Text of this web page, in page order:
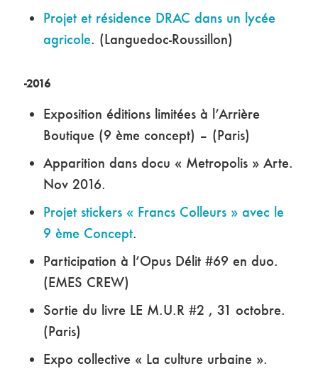
Projet et résidence DRAC dans un lycée
agricole. (Languedoc-Roussillon)
-2016
Exposition éditions limitées à l’Arrière
Boutique (9 ème concept) – (Paris)
Apparition dans docu « Metropolis » Arte.
Nov 2016.
Projet stickers « Francs Colleurs » avec le
9 ème Concept.
Participation à l’Opus Délit #69 en duo.
(EMES CREW)
Sortie du livre LE M.U.R #2 , 31 octobre.
(Paris)
Expo collective « La culture urbaine ».